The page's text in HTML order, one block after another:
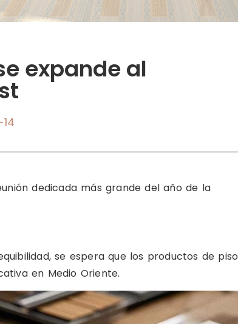
expande al
dedicada más grande del año de la
se espera que los productos de piso
en Medio Oriente.